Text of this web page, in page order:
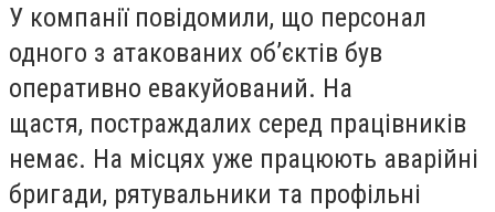
У компанії повідомили, що персонал
одного з атакованих об’єктів був
оперативно евакуйований. На
щастя, постраждалих серед працівників
немає. На місцях уже працюють аварійні
бригади, рятувальники та профільні